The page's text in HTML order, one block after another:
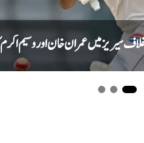
سیریز میں عمران خان اور وسیم اکرم